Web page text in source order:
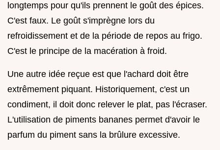
longtemps pour qu'ils prennent le goût des épices.
C'est faux. Le goût s'imprègne lors du
refroidissement et de la période de repos au frigo.
C'est le principe de la macération à froid.
Une autre idée reçue est que l'achard doit être
extrêmement piquant. Historiquement, c'est un
condiment, il doit donc relever le plat, pas l'écraser.
L'utilisation de piments bananes permet d'avoir le
parfum du piment sans la brûlure excessive.